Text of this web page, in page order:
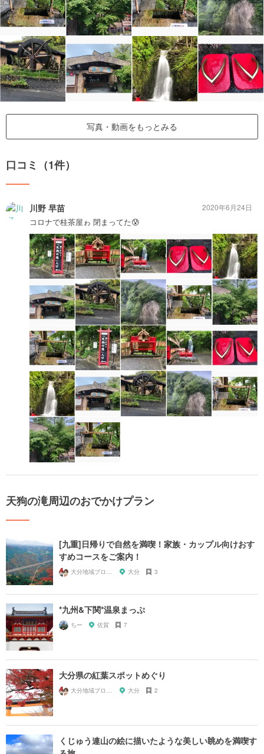
写真・動画をもっとみる
口コミ（1件）
川野 早苗
コロナで桂茶屋ゎ 閉まってた😰
2020年6月24日
天狗の滝周辺のおでかけプラン
[九重]日帰りで自然を満喫！家族・カップル向けおす
すめコースをご案内！
大分 3
*九州&下関*温泉まっぷ
ちー 佐賀 7
大分県の紅葉スポットめぐり
大分 2
くじゅう連山の絵に描いたような美しい眺めを満喫す